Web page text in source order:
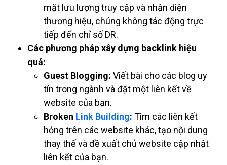
mặt lưu lượng truy cập và nhận diện
thương hiệu, chúng không tác động trực
tiếp đến chỉ số DR.
Các phương pháp xây dựng backlink hiệu
quả:
Guest Blogging: Viết bài cho các blog uy
tín trong ngành và đặt một liên kết về
website của bạn.
Broken Link Building: Tìm các liên kết
hỏng trên các website khác, tạo nội dung
thay thế và đề xuất chủ website cập nhật
liên kết của bạn.